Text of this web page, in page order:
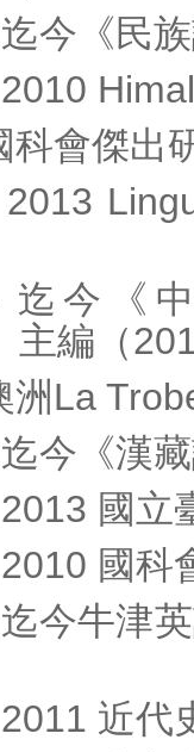
今《民
科會傑出
迄今《
主編（
洲La
今《漢
國立
國科
今牛津
近代